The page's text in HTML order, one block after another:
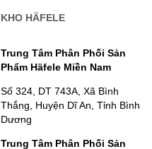
KHO HÄFELE
Trung Tâm Phân Phối Sản
Phẩm Häfele Miền Nam
Số 324, DT 743A, Xã Bình
Thắng, Huyện Dĩ An, Tỉnh Bình
Dương
Trung Tâm Phân Phối Sản